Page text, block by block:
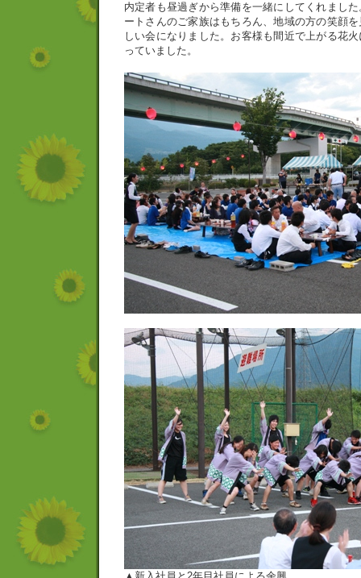
内定者も昼過ぎから準備を一緒にしてくれまし
ートさんのご家族はもちろん、地域の方の笑顔
しい会になりました。お客様も間近で上がる花
っていました。